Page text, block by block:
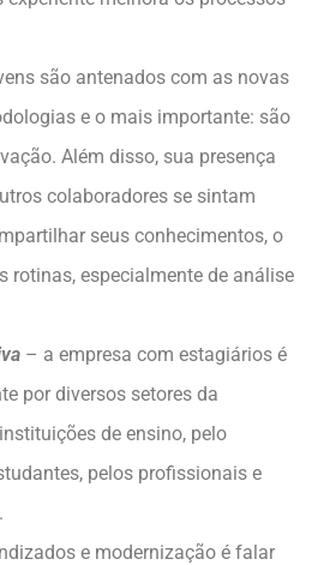
são antenados com as novas
e o mais importante: são
Além disso, sua presença
colaboradores se sintam
seus conhecimentos, o
rotinas, especialmente de análise
– a empresa com estagiários é
por diversos setores da
de ensino, pelo
pelos profissionais e
e modernização é falar